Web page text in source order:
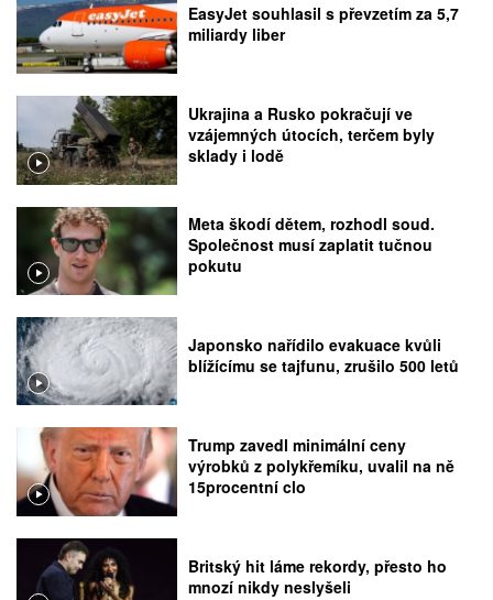
EasyJet souhlasil s převzetím za 5,7
miliardy liber
Ukrajina a Rusko pokračují ve
vzájemných útocích, terčem byly
sklady i lodě
Meta škodí dětem, rozhodl soud.
Společnost musí zaplatit tučnou
pokutu
Japonsko nařídilo evakuace kvůli
blížícímu se tajfunu, zrušilo 500 letů
Trump zavedl minimální ceny
výrobků z polykřemíku, uvalil na ně
15procentní clo
Britský hit láme rekordy, přesto ho
mnozí nikdy neslyšeli